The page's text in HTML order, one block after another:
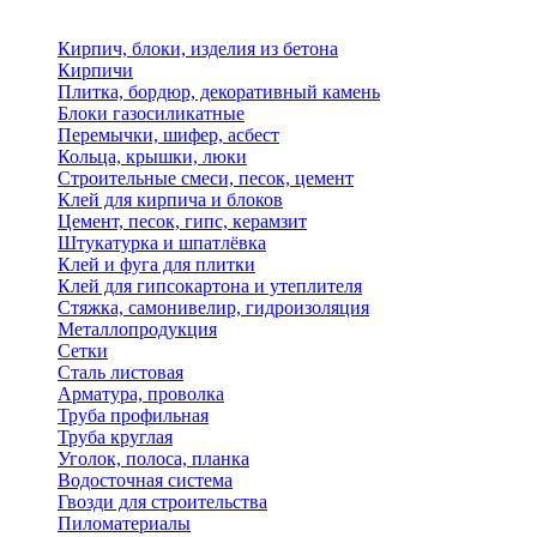
Кирпич, блоки, изделия из бетона
Кирпичи
Плитка, бордюр, декоративный камень
Блоки газосиликатные
Перемычки, шифер, асбест
Кольца, крышки, люки
Строительные смеси, песок, цемент
Клей для кирпича и блоков
Цемент, песок, гипс, керамзит
Штукатурка и шпатлёвка
Клей и фуга для плитки
Клей для гипсокартона и утеплителя
Стяжка, самонивелир, гидроизоляция
Металлопродукция
Сетки
Сталь листовая
Арматура, проволка
Труба профильная
Труба круглая
Уголок, полоса, планка
Водосточная система
Гвозди для строительства
Пиломатериалы